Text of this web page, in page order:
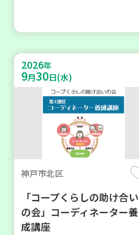
2026年
9月30日(水)
神戸市北区
「コープくらしの助け合い
の会」コーディネーター養
成講座